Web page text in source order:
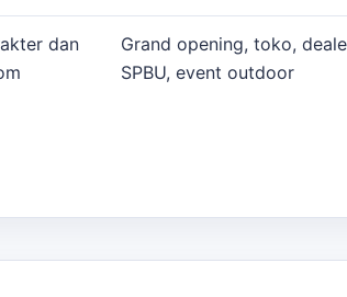
dan
Grand opening, toko,
SPBU, event outdoor